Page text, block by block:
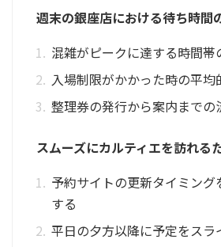
週末の銀座店における待ち時間
混雑がピークに達する時間帯
入場制限がかかった時の平均
整理券の発行から案内までの
スムーズにカルティエを訪れる
予約サイトの更新タイミング
する
平日の夕方以降に予定をスラ